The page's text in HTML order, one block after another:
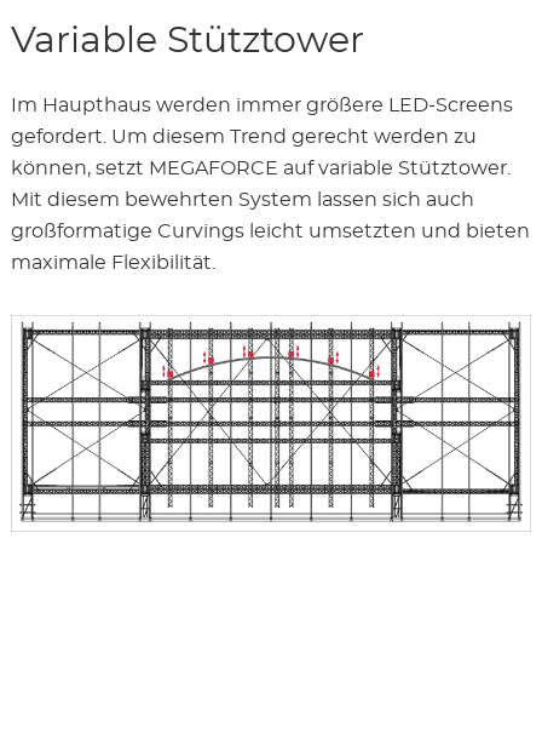
Variable Stütztower
Im Haupthaus werden immer größere LED-Screens
gefordert. Um diesem Trend gerecht werden zu
können, setzt MEGAFORCE auf variable Stütztower.
Mit diesem bewehrten System lassen sich auch
großformatige Curvings leicht umsetzten und bieten
maximale Flexibilität.